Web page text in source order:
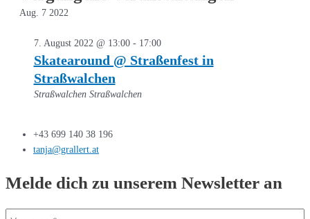
Aug. 7 2022
7. August 2022 @ 13:00- 17:00
Skatearound @ Straßenfest in
Straßwalchen
Straßwalchen Straßwalchen
+43 699 140 38 196
tanja@grallert.at
Melde dich zu unserem Newsletter an